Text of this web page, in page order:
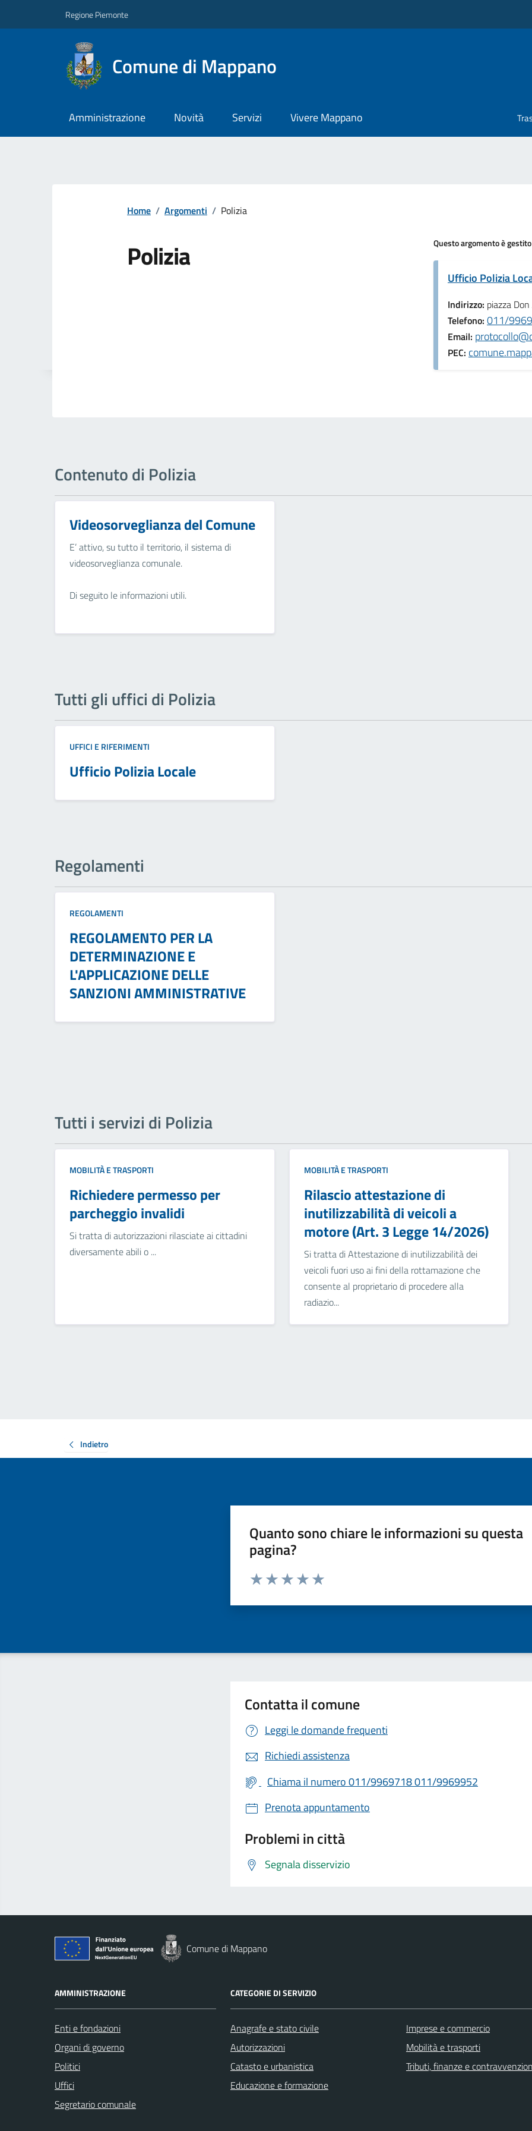
Regione Piemonte
Comune di Mappano
Amministrazione Novità Servizi Vivere Mappano
Home / Argomenti / Polizia
Polizia Questo argomento è
Ufficio Polizia
Indirizzo: piazza
Telefono: 011/
Email:
PEC:
Contenuto di Polizia
Videosorveglianza del Comune
E’ attivo, su tutto il territorio, il sistema di
videosorveglianza comunale.
Di seguito le informazioni utili.
Tutti gli uffici di Polizia
UFFICI E RIFERIMENTI
Ufficio Polizia Locale
Regolamenti
REGOLAMENTI
REGOLAMENTO PER LA
DETERMINAZIONE E
L'APPLICAZIONE DELLE
SANZIONI AMMINISTRATIVE
Tutti i servizi di Polizia
MOBILITÀ E TRASPORTI
Richiedere permesso per
parcheggio invalidi
Si tratta di autorizzazioni rilasciate ai cittadini
diversamente abili o ...
MOBILITÀ E TRASPORTI
Rilascio attestazione di
inutilizzabilità di veicoli a
motore (Art. 3 Legge 14/2026)
Si tratta di Attestazione di inutilizzabilità dei
veicoli fuori uso ai fini della rottamazione che
consente al proprietario di procedere alla
radiazio...
Indietro
Quanto sono chiare le informazioni su questa
pagina?
Valuta da 1 a 5 stelle la pagina
Contatta il comune
Leggi le domande frequenti
Richiedi assistenza
Chiama il numero 011/9969718 011/9969952
Prenota appuntamento
Problemi in città
Segnala disservizio
Comune di Mappano
AMMINISTRAZIONE
Enti e fondazioni
Organi di governo
Politici
Uffici
Segretario comunale
CATEGORIE DI SERVIZIO
Anagrafe e stato civile
Autorizzazioni
Catasto e urbanistica
Educazione e formazione
Imprese e commercio
Mobilità e trasporti
Tributi, finanze e